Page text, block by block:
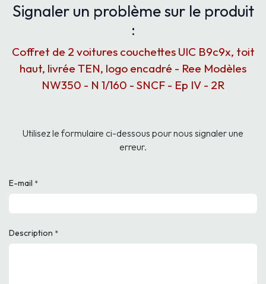
Signaler un problème sur le produit
:
Coffret de 2 voitures couchettes UIC B9c9x, toit
haut, livrée TEN, logo encadré - Ree Modèles
NW350 - N 1/160 - SNCF - Ep IV - 2R
Utilisez le formulaire ci-dessous pour nous signaler une
erreur.
E-mail *
Description *